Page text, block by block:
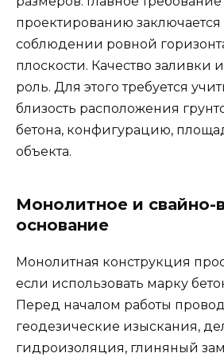
проектированию заключается
соблюдении ровной
плоскости. Качество заливки
роль. Для этого требуется
близость расположения
бетона, конфигурацию,
объекта.
Монолитное и свайно-
основание
Монолитная конструкция
если использовать марку
Перед началом работы
геодезические изыскания,
гидроизоляция, глиняный